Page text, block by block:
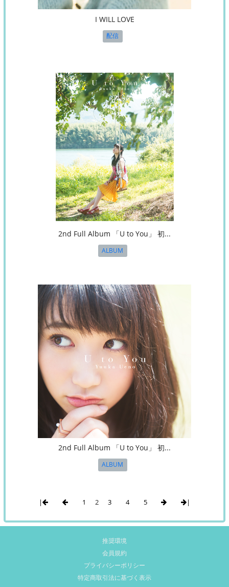
I WILL LOVE
配信
2nd Full Album 「U to You」 初...
ALBUM
2nd Full Album 「U to You」 初...
ALBUM
| 1 2 3 4 5 |
推奨環境
会員規約
プライバシーポリシー
特定商取引法に基づく表示